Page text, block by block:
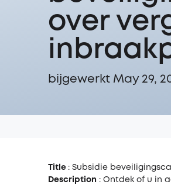
over
bijgewerkt May 29,
Title : Subsidie
Description : Ontdek of u in